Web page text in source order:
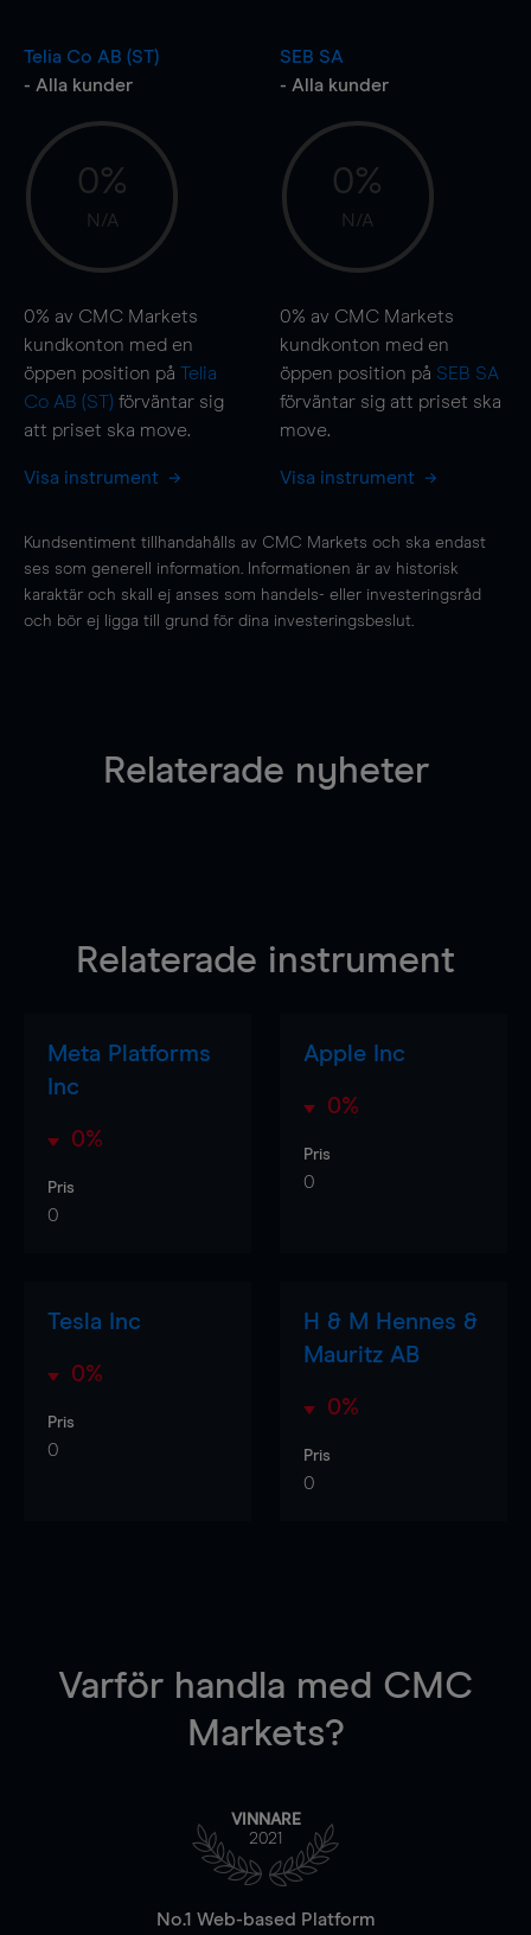
Telia Co AB (ST)
- Alla kunder
0%
N/A
0% av CMC Markets
kundkonton med en
öppen position på Telia
Co AB (ST) förväntar sig
att priset ska move.
Visa instrument
SEB SA
- Alla kunder
0%
N/A
0% av CMC Markets
kundkonton med en
öppen position på SEB SA
förväntar sig att priset ska
move.
Visa instrument
Kundsentiment tillhandahålls av CMC Markets och ska endast
ses som generell information. Informationen är av historisk
karaktär och skall ej anses som handels- eller investeringsråd
och bör ej ligga till grund för dina investeringsbeslut.
Relaterade nyheter
Relaterade instrument
Meta Platforms
Inc
0%
Pris
0
Apple Inc
0%
Pris
0
Tesla Inc
0%
Pris
0
H & M Hennes &
Mauritz AB
0%
Pris
0
Varför handla med CMC
Markets?
VINNARE
2021
No.1 Web-based Platform